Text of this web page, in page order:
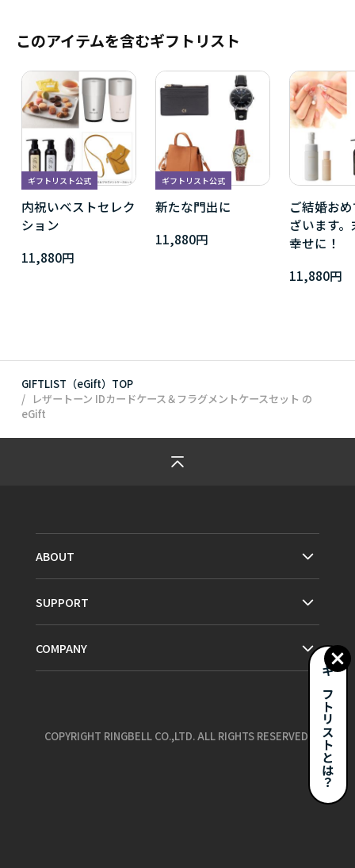
このアイテムを含むギフトリスト
ギフトリスト公式
内祝いベストセレク
ション
11,880円
ギフトリスト公式
新たな門出に
11,880円
ご結婚お
ざいます
幸せに！
11,880円
GIFTLIST（eGift）TOP
レザートーン IDカードケース＆フラグメントケースセット の
eGift
ギフトリストとは？
ABOUT
SUPPORT
COMPANY
COPYRIGHT RINGBELL CO.,LTD. ALL RIGHTS RESERVED.